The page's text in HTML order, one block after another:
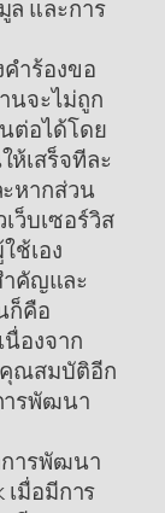
และการ
ำร้องขอ
นจะไม่ถูก
ต่อได้โดย
ห้เสร็จทีละ
หากส่วน
ว็บเซอร์วิส
ช้เอง
คัญและ
ก็คือ
นื่องจาก
คุณสมบัติอีก
ารพัฒนา
การพัฒนา
เมื่อมีการ